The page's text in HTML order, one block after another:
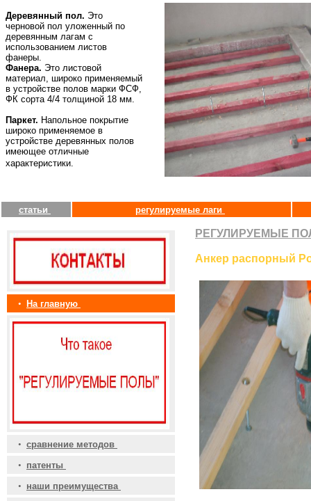
Деревянный пол. Это
черновой пол уложенный по
деревянным лагам с
использованием листов
фанеры.
Фанера. Это листовой
материал, широко применяемый
в устройстве полов марки ФСФ,
ФК сорта 4/4 толщиной 18 мм.
Паркет. Напольное покрытие
широко применяемое в
устройстве деревянных полов
имеющее отличные
характеристики.
статьи регулируемые лаги
• На главную
• сравнение методов
• патенты
• наши преимущества
РЕГУЛИРУЕМЫЕ
Анкер распорный